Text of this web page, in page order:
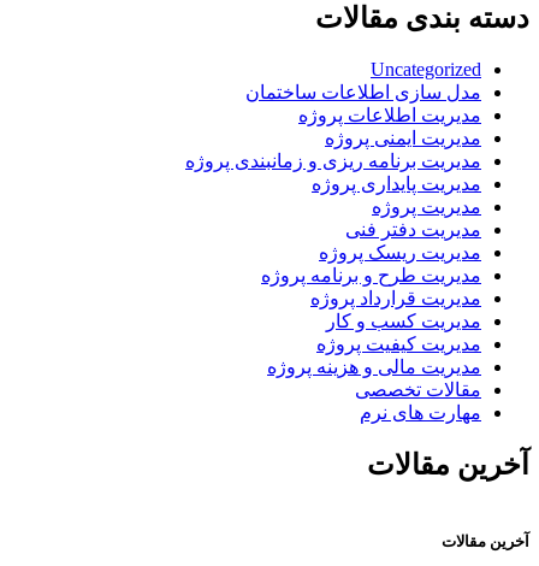
دسته بندی مقالات
Uncategorized
مدل سازی اطلاعات ساختمان
مدیریت اطلاعات پروژه
مدیریت ایمنی پروژه
مدیریت برنامه ریزی و زمانبندی پروژه
مدیریت پایداری پروژه
مدیریت پروژه
مدیریت دفتر فنی
مدیریت ریسک پروژه
مدیریت طرح و برنامه پروژه
مدیریت قرارداد پروژه
مدیریت کسب و کار
مدیریت کیفیت پروژه
مدیریت مالی و هزینه پروژه
مقالات تخصصی
مهارت های نرم
آخرین مقالات
آخرین مقالات